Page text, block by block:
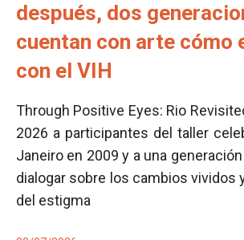
después, dos
cuentan con arte cómo
con el VIH
Through Positive Eyes: Rio
2026 a participantes del taller
Janeiro en 2009 y a una
dialogar sobre los cambios vividos
del estigma